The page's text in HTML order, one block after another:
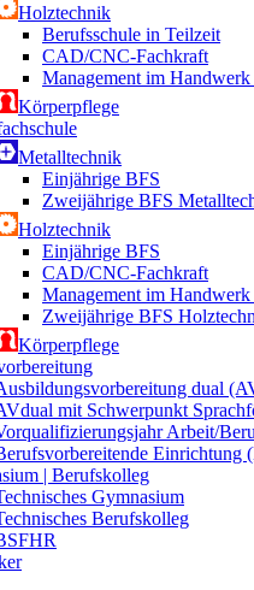
Holztechnik
Berufsschule in Teilzeit
CAD/CNC-Fachkraft
Management im
Körperpflege
Metalltechnik
Einjährige BFS
Zweijährige BFS
Holztechnik
Einjährige BFS
CAD/CNC-Fachkraft
Management im
Zweijährige BFS
Körperpflege
dual
mit Schwerpunkt
Arbeit/
Einrichtung
| Berufskolleg
Gymnasium
Berufskolleg